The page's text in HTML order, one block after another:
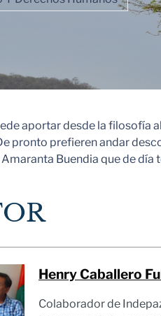
aportar desde la filosofía
pronto prefieren andar
Buendia que de día
Henry Caballero
Colaborador de